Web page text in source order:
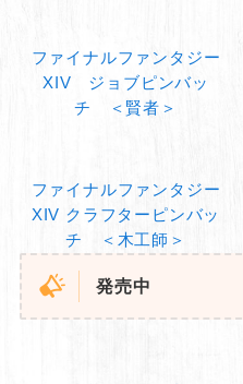
ファイナルファンタジー
XIV ジョブピンバッ
チ ＜賢者＞
ファイナルファンタジー
XIV クラフターピンバッ
チ ＜木工師＞
発売中